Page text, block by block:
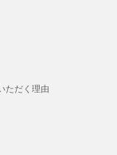
ただく理由